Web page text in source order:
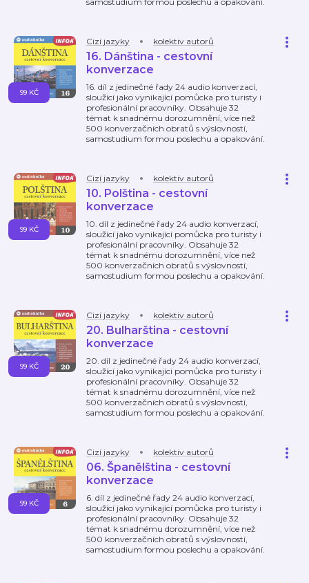
Cizí jazyky kolektiv autorů
16. Dánština - cestovní
konverzace
16. díl z jedinečné řady 24 audio konverzací,
sloužící jako vynikající pomůcka pro turisty i
profesionální pracovníky. Obsahuje 32
témat k snadnému dorozumnění, více než
500 konverzačních obratů s výslovností,
samostudium formou poslechu a opakování.
99 KČ
Cizí jazyky kolektiv autorů
10. Polština - cestovní
konverzace
10. díl z jedinečné řady 24 audio konverzací,
sloužící jako vynikající pomůcka pro turisty i
profesionální pracovníky. Obsahuje 32
témat k snadnému dorozumnění, více než
500 konverzačních obratů s výslovností,
samostudium formou poslechu a opakování.
99 KČ
Cizí jazyky kolektiv autorů
20. Bulharština - cestovní
konverzace
20. díl z jedinečné řady 24 audio konverzací,
sloužící jako vynikající pomůcka pro turisty i
profesionální pracovníky. Obsahuje 32
témat k snadnému dorozumnění, více než
500 konverzačních obratů s výslovností,
samostudium formou poslechu a opakování.
99 KČ
Cizí jazyky kolektiv autorů
06. Španělština - cestovní
konverzace
6. díl z jedinečné řady 24 audio konverzací,
sloužící jako vynikající pomůcka pro turisty i
profesionální pracovníky. Obsahuje 32
témat k snadnému dorozumnění, více než
500 konverzačních obratů s výslovností,
samostudium formou poslechu a opakování.
99 KČ